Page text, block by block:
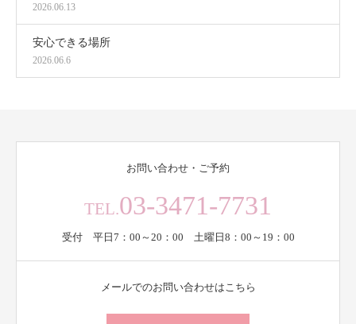
2026.06.13
安心できる場所
2026.06.6
お問い合わせ・ご予約
TEL.03-3471-7731
受付 平日7：00～20：00 土曜日8：00～19：00
メールでのお問い合わせはこちら